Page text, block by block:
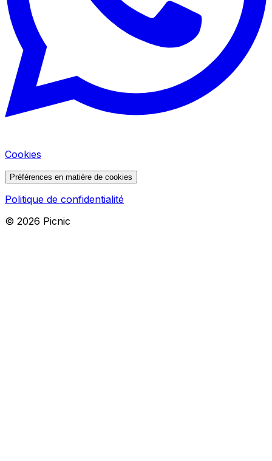
Cookies
Préférences en matière de cookies
Politique de confidentialité
© 2026 Picnic